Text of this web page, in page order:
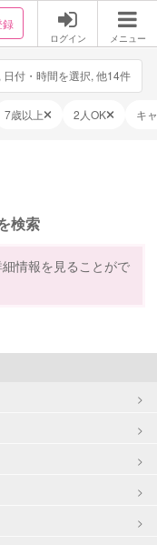
録
ログイン メニュー
付・時間を選択, 他14件
7歳以上 2人OK キ
検索
情報を見ることがで